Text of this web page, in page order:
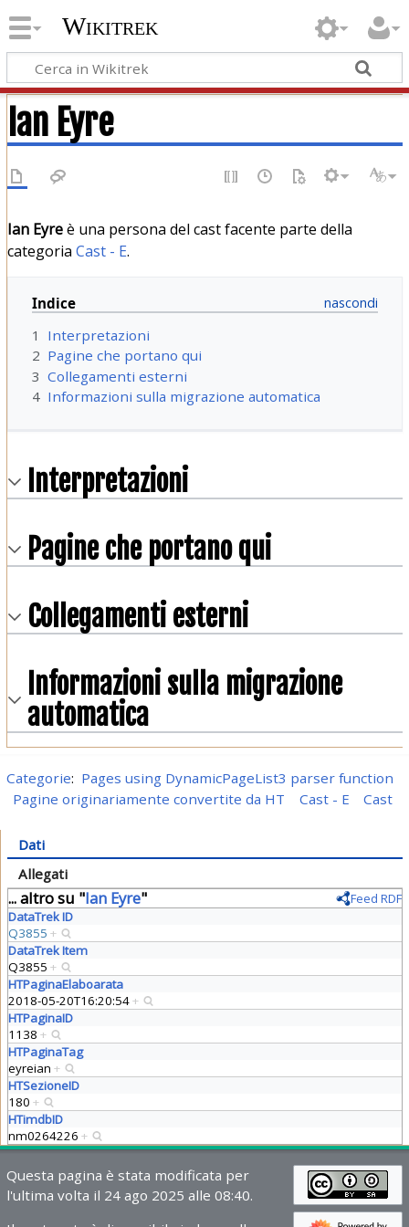
Wikitrek
Ian Eyre
Ian Eyreè una persona del cast facente parte della
categoria Cast - E.
Indice
1
Interpretazioni
2 Pagine che portano qui
3 Collegamenti esterni
4 Informazioni sulla migrazione automatica
Interpretazioni
Pagine che portano qui
Collegamenti esterni
Informazioni sulla migrazione
automatica
Categorie: Pages using DynamicPageList3 parser function
Pagine originariamente convertite da HT
Cast - E Cast
Dati
Allegati
... altro su "Ian Eyre"
Feed RDF
DataTrek ID
Q3855 +
DataTrek Item
Q3855 +
HTPaginaElaboarata
2018-05-20T16:20:54+
HTPaginaID
1138 +
HTPaginaTag
eyreian +
HTSezioneID
180 +
HTimdbID
nm0264226 +
Questa pagina è stata modificata per
l'ultima volta il 24 ago 2025 alle 08:40.